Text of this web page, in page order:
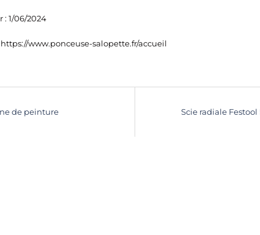
: 1/06/2024
www.ponceuse-salopette.fr/accueil
de peinture Scie radiale Festool